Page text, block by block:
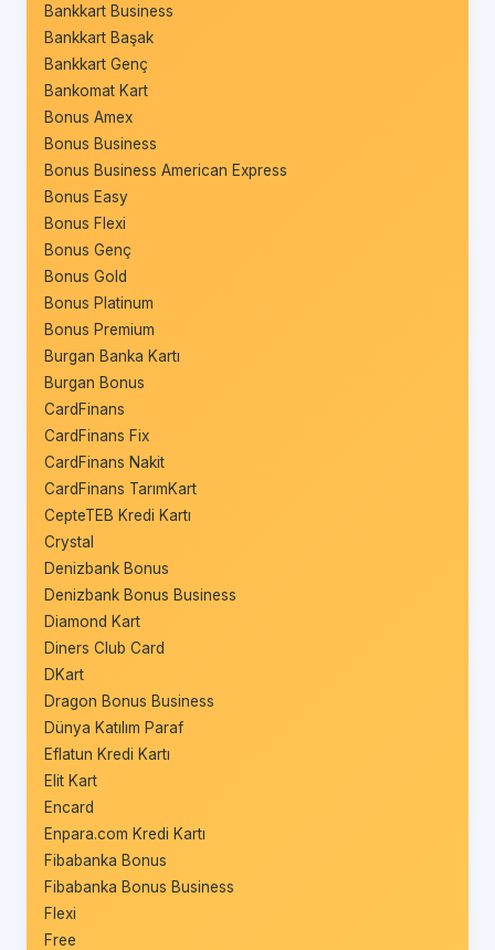
Bankkart Business
Bankkart Başak
Bankkart Genç
Bankomat Kart
Bonus Amex
Bonus Business
Bonus Business American Express
Bonus Easy
Bonus Flexi
Bonus Genç
Bonus Gold
Bonus Platinum
Bonus Premium
Burgan Banka Kartı
Burgan Bonus
CardFinans
CardFinans Fix
CardFinans Nakit
CardFinans TarımKart
CepteTEB Kredi Kartı
Crystal
Denizbank Bonus
Denizbank Bonus Business
Diamond Kart
Diners Club Card
DKart
Dragon Bonus Business
Dünya Katılım Paraf
Eflatun Kredi Kartı
Elit Kart
Encard
Enpara.com Kredi Kartı
Fibabanka Bonus
Fibabanka Bonus Business
Flexi
Free